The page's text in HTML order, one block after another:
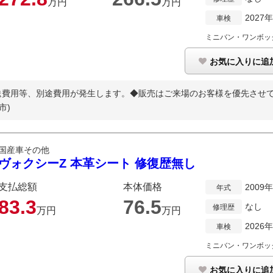
万円 万円
車検 2027
ミニバン・ワンボッ
お気に入りに追
用等、別途費用が発生します。◆販売はご来場のお客様を優先させ
)
産車その他
ォクシーZ 本革シート 修復歴無し
払総額
3万円
本体価格
76.5万円
年式 2009
修理歴 なし
車検 2026
ミニバン・ワンボッ
お気に入りに追